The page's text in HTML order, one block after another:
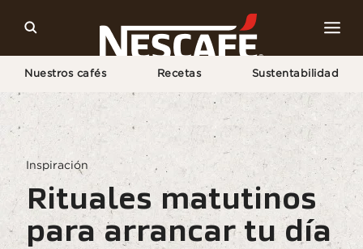
Nuestros cafés Recetas Sustentabilidad
Home
Cultura del Café
Estilo de Vida del Café
3 Rituales Matutinos Para Mejorar Tu Día
Inspiración
Rituales matutinos
para arrancar tu día